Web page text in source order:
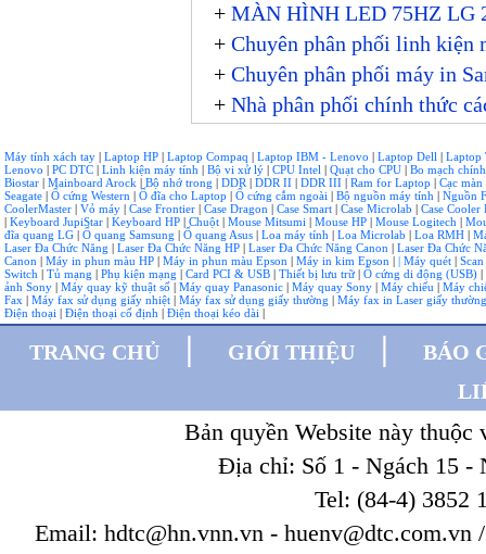
+ MÀN HÌNH LED 75HZ LG
+ Chuyên phân phối linh kiện
+ Chuyên phân phối máy in
+ Nhà phân phối chính thức
Máy tính xách tay | Laptop HP | Laptop Compaq | Laptop IBM - Lenovo | Laptop Dell | Laptop
Lenovo | PC DTC | Linh kiện máy tính | Bộ vi xử lý | CPU Intel | Quạt cho CPU | Bo mạch
Biostar | Mainboard Arock | Bộ nhớ trong | DDR | DDR II | DDR III | Ram for Laptop | Cạc
Seagate | Ổ cứng Western | Ổ đĩa cho Laptop | Ổ cứng cắm ngoài | Bộ nguồn máy tính | Nguồn
CoolerMaster | Vỏ máy | Case Frontier | Case Dragon | Case Smart | Case Microlab | Case Cooler
| Keyboard JupiStar | Keyboard HP | Chuột | Mouse Mitsumi | Mouse HP | Mouse Logitech |
đĩa quang LG | Ổ quang Samsung | Ổ quang Asus | Loa máy tính | Loa Microlab | Loa RMH |
Laser Đa Chức Năng | Laser Đa Chức Năng HP | Laser Đa Chức Năng Canon | Laser Đa Chức
Canon | Máy in phun màu HP | Máy in phun màu Epson | Máy in kim Epson | | Máy quét |
Switch | Tủ mạng | Phụ kiện mạng | Card PCI & USB | Thiết bị lưu trữ| Ổ cứng di động (USB) |
ảnh Sony | Máy quay kỹ thuật số | Máy quay Panasonic | Máy quay Sony | Máy chiếu | Máy
Fax | Máy fax sử dụng giấy nhiệt | Máy fax sử dụng giấy thường | Máy fax in Laser giấy
Điện thoại | Điện thoại cố định | Điện thoại kéo dài |
TRANG CHỦ | GIỚI THIỆU |
BÁO
Bản quyền Website này thuộc
Địa chỉ: Số 1 - Ngách 15 -
Tel: (84-4) 3852
Email: hdtc@hn.vnn.vn -